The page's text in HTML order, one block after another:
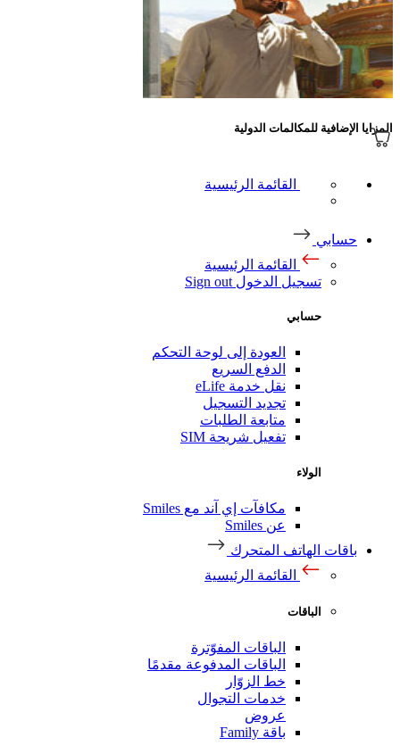
للمكالمات الدولية
القائمة الرئيسية
القائمة الرئيسية
تسجيل الدخول Sign out
العودة إلى لوحة التحكم
الدفع السريع
نقل خدمة eLife
تجديد التسجيل
متابعة الطلبات
تفعيل شريحة SIM
مكافآت إي آند مع Smiles
الهاتف المتحرك
القائمة الرئيسية
الباقات المفوّترة
الباقات المدفوعة مقدمًا
خط الزوّار
خدمات التجوال